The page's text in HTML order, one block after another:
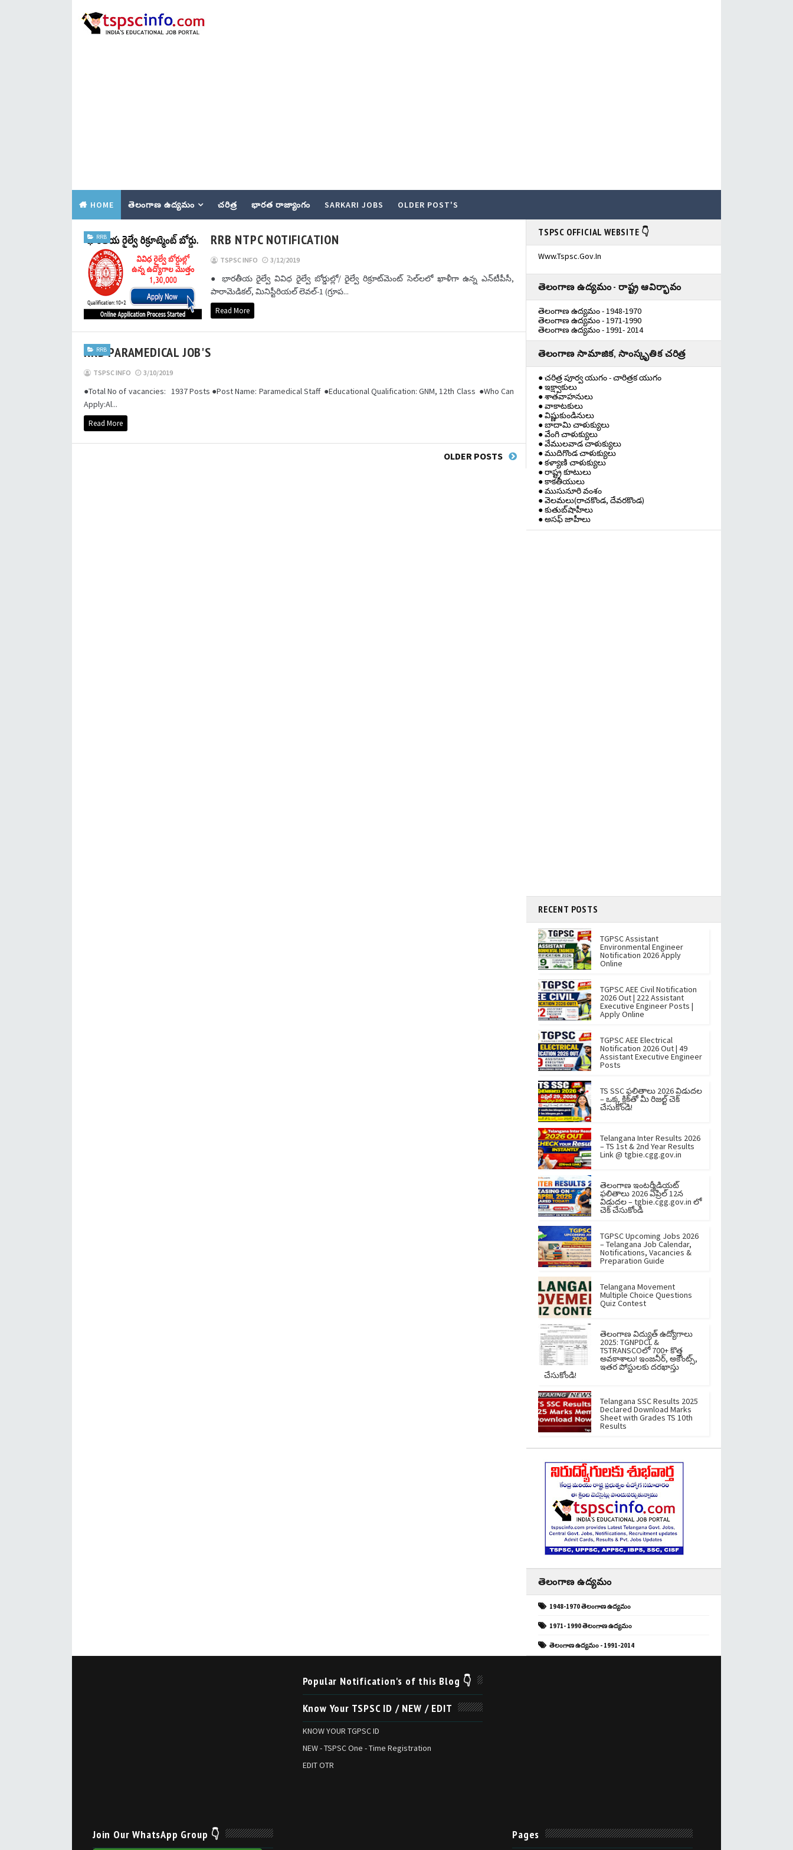
HOME తెలంగాణ ఉద్యమం చరిత్ర భారత రాజ్యాంగం SARKARI JOBS OLDER POST'S
RRB RRB NTPC NOTIFICATION
TSPSC INFO 3/12/2019
● భారతీయ రైల్వే వివిధ రైల్వే బోర్డుల్లో/ రైల్వే రిక్రూట్‌మెంట్ సెల్‌లలో ఖాళీగా ఉన్న ఎన్‌టీపీసీ,
పారామెడికల్, మినిస్టీరియల్ లెవల్-1 (గ్రూప...
Read More
RRB
RRB PARAMEDICAL JOB'S
TSPSC INFO 3/10/2019
●Total No of vacancies: 1937 Posts ●Post Name: Paramedical Staff ●Educational Qualification: GNM, 12th Class ●Who Can
Apply:Al...
Read More
OLDER POSTS
TSPSC OFFICIAL WEBSITE 👇
Www.tspsc.gov.in
తెలంగాణ ఉద్యమం - రాష్ట్ర ఆవిర్భావం
తెలంగాణ ఉద్యమం - 1948-1970
తెలంగాణ ఉద్యమం - 1971-1990
తెలంగాణ ఉద్యమం - 1991- 2014
తెలంగాణ సామాజిక, సాంస్కృతిక చరిత్ర
● చరిత్ర పూర్వ యుగం - చారిత్రక యుగం
● ఇక్ష్వాకులు
● శాతవాహనులు
● వాకాటకులు
● విష్ణుకుండినులు
● బాదామి చాళుక్యులు
● వేంగి చాళుక్యులు
● వేములవాడ చాళుక్యులు
● ముదిగొండ చాళుక్యులు
● కళ్యాణి చాళుక్యులు
● రాష్ట్ర కూటులు
● కాకతీయులు
● ముసునూరి వంశం
● వెలమలు(రాచకొండ, దేవరకొండ)
● కుతుబ్‌షాహీలు
● అసఫ్ జాహీలు
RECENT POSTS
TGPSC Assistant
Environmental Engineer
Notification 2026 Apply
Online
TGPSC AEE Civil Notification
2026 Out | 222 Assistant
Executive Engineer Posts |
Apply Online
TGPSC AEE Electrical
Notification 2026 Out | 49
Assistant Executive Engineer
Posts
TS SSC ఫలితాలు 2026 విడుదల
– ఒక్క క్లిక్‌తో మీ రిజల్ట్ చెక్
చేసుకోండి!
Telangana Inter Results 2026
– TS 1st & 2nd Year Results
Link @ tgbie.cgg.gov.in
తెలంగాణ ఇంటర్మీడియట్
ఫలితాలు 2026 ఏప్రిల్ 12న
విడుదల – tgbie.cgg.gov.in లో
చెక్ చేసుకోండి
TGPSC Upcoming Jobs 2026
– Telangana Job Calendar,
Notifications, Vacancies &
Preparation Guide
Telangana Movement
Multiple Choice Questions
Quiz Contest
తెలంగాణ విద్యుత్ ఉద్యోగాలు
2025: TGNPDCL &
TSTRANSCOలో 700+ కొత్త
అవకాశాలు! ఇంజనీర్, అకౌంట్స్,
ఇతర పోస్టులకు దరఖాస్తు
చేసుకోండి!
Telangana SSC Results 2025
Declared Download Marks
Sheet with Grades TS 10th
Results
తెలంగాణ ఉద్యమం
1948-1970 తెలంగాణ ఉద్యమం
1971- 1990 తెలంగాణ ఉద్యమం
తెలంగాణ ఉద్యమం - 1991-2014
Join Our WhatsApp Group 👇
Popular Notification's of this Blog 👇
Know Your TSPSC ID / NEW / EDIT
KNOW YOUR TGPSC ID
NEW - TSPSC One - Time Registration
EDIT OTR
Pages